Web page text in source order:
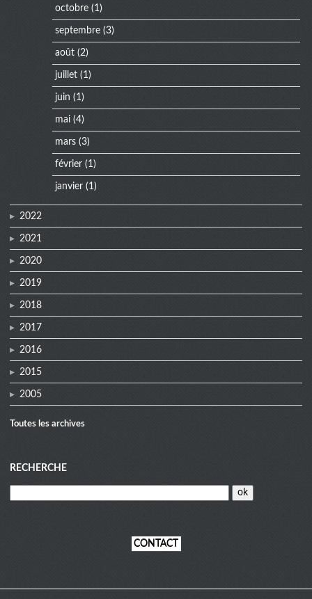
octobre(1)
septembre(3)
août(2)
juillet(1)
juin (1)
mai(4)
mars(3)
février(1)
janvier(1)
2022
2021
2020
2019
2018
2017
2016
2015
2005
Toutes les archives
RECHERCHE
CONTACT